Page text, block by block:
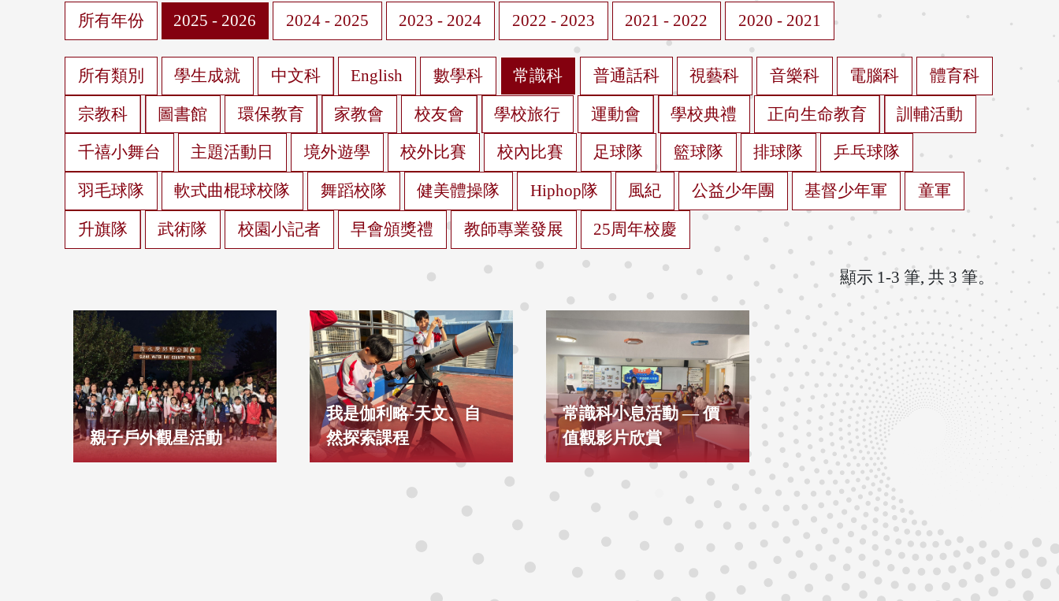
所有年份 2025 - 2026 2024 - 2025 2023 - 2024 2022 - 2023 2021 - 2022 2020 - 2021
所有類別 學生成就 中文科 English 數學科 常識科 普通話科 視藝科 音樂科 電腦科 體育科
宗教科 圖書館 環保教育 家教會 校友會 學校旅行 運動會 學校典禮 正向生命教育 訓輔活動
千禧小舞台 主題活動日 境外遊學 校外比賽 校內比賽 足球隊 籃球隊 排球隊 乒乓球隊
羽毛球隊 軟式曲棍球校隊 舞蹈校隊 健美體操隊 Hiphop隊 風紀 公益少年團 基督少年軍 童軍
升旗隊 武術隊 校園小記者 早會頒獎禮 教師專業發展 25周年校慶
顯示 1-3 筆, 共 3 筆。
親子戶外觀星活動
我是伽利略-天文、自
然探索課程
常識科小息活動 — 價
值觀影片欣賞